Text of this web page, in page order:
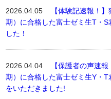
2026.04.05
【体験記速報！
期）に合格した富士ゼミ生T・
した！
2026.04.04
【保護者の声速
期）に合格した富士ゼミ生Y・
をいただきました!